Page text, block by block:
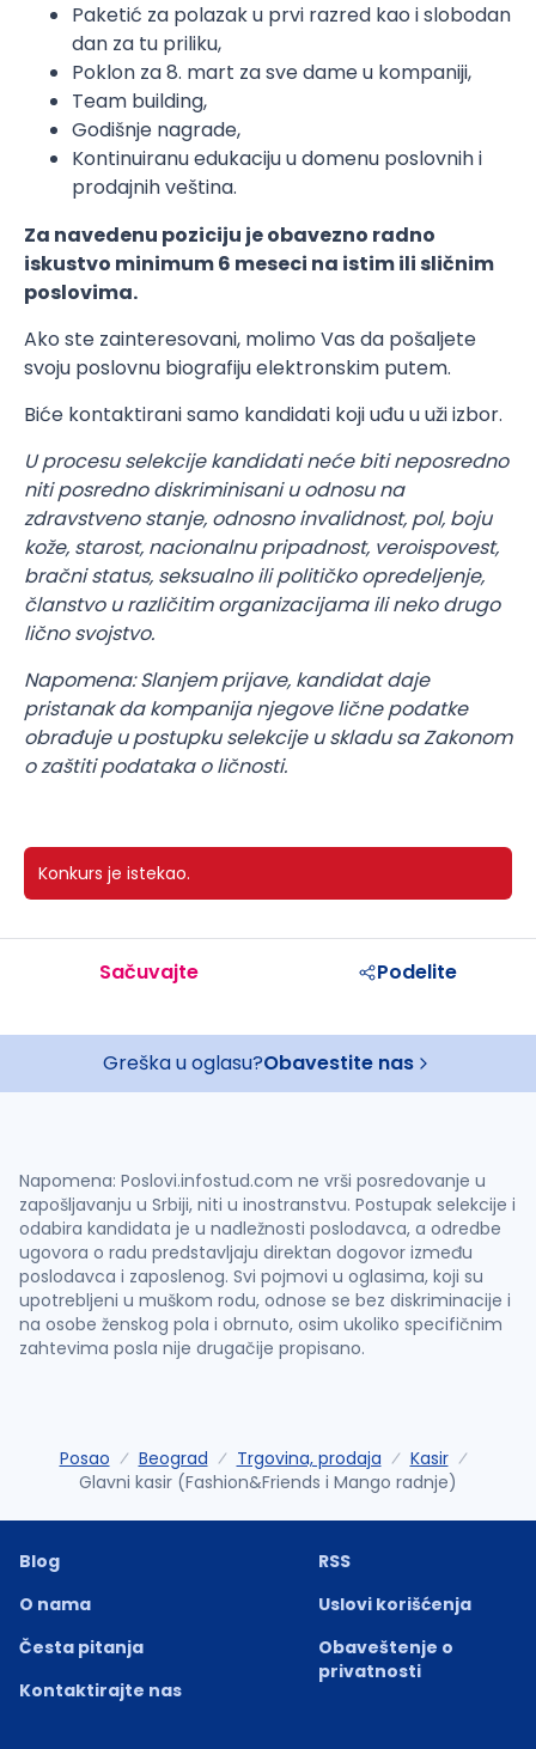
Paketić za polazak u prvi razred kao i slobodan
dan za tu priliku,
Poklon za 8. mart za sve dame u kompaniji,
Team building,
Godišnje nagrade,
Kontinuiranu edukaciju u domenu poslovnih i
prodajnih veština.
Za navedenu poziciju je obavezno radno
iskustvo minimum 6 meseci na istim ili sličnim
poslovima.
Ako ste zainteresovani, molimo Vas da pošaljete
svoju poslovnu biografiju elektronskim putem.
Biće kontaktirani samo kandidati koji uđu u uži izbor.
U procesu selekcije kandidati neće biti neposredno
niti posredno diskriminisani u odnosu na
zdravstveno stanje, odnosno invalidnost, pol, boju
kože, starost, nacionalnu pripadnost, veroispovest,
bračni status, seksualno ili političko opredeljenje,
članstvo u različitim organizacijama ili neko drugo
lično svojstvo.
Napomena: Slanjem prijave, kandidat daje
pristanak da kompanija njegove lične podatke
obrađuje u postupku selekcije u skladu sa Zakonom
o zaštiti podataka o ličnosti.
Konkurs je istekao.
Sačuvajte Podelite
Greška u oglasu?Obavestite nas
Napomena: Poslovi.infostud.com ne vrši posredovanje u
zapošljavanju u Srbiji, niti u inostranstvu. Postupak selekcije i
odabira kandidata je u nadležnosti poslodavca, a odredbe
ugovora o radu predstavljaju direktan dogovor između
poslodavca i zaposlenog. Svi pojmovi u oglasima, koji su
upotrebljeni u muškom rodu, odnose se bez diskriminacije i
na osobe ženskog pola i obrnuto, osim ukoliko specifičnim
zahtevima posla nije drugačije propisano.
Posao Beograd Trgovina, prodaja
Kasir
Glavni kasir (Fashion&Friends i Mango radnje)
Blog
O nama
Česta pitanja
Kontaktirajte nas
RSS
Uslovi korišćenja
Obaveštenje o
privatnosti